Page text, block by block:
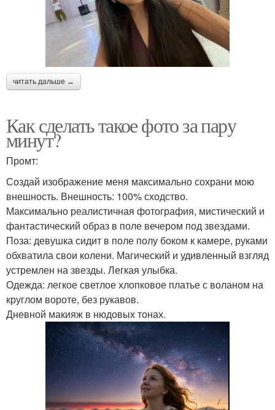
читать дальше →
Как сделать такое фото за пару
минут?
Промт:
Создай изображение меня максимально сохрани мою
внешность. Внешность: 100% сходство.
Максимально реалистичная фотография, мистический и
фантастический образ в поле вечером под звездами.
Поза: девушка сидит в поле полу боком к камере, руками
обхватила свои колени. Магический и удивленный взгляд
устремлен на звезды. Легкая улыбка.
Одежда: легкое светлое хлопковое платье с воланом на
круглом вороте, без рукавов.
Дневной макияж в нюдовых тонах.